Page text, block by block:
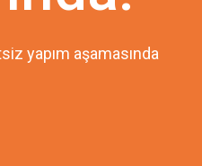
yapım aşamasında